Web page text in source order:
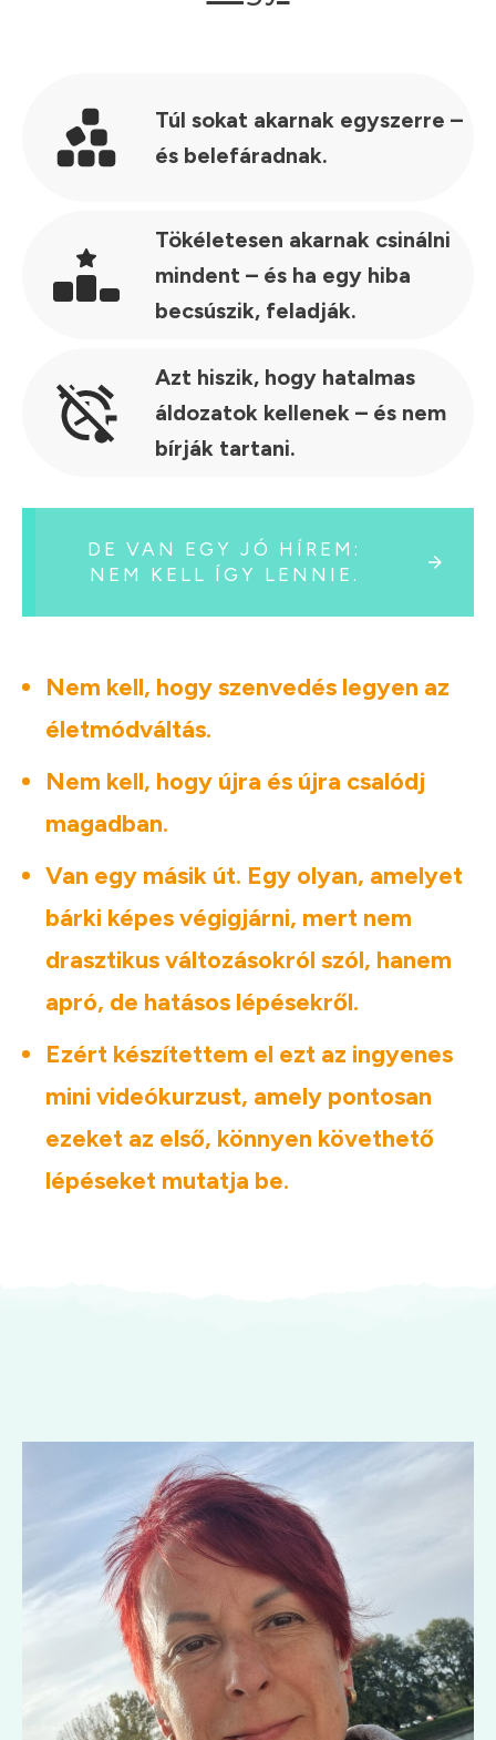
Túl sokat akarnak egyszerre –
és belefáradnak.
Tökéletesen akarnak csinálni
mindent – és ha egy hiba
becsúszik, feladják.
Azt hiszik, hogy hatalmas
áldozatok kellenek – és nem
bírják tartani.
DE VAN EGY JÓ HÍREM:
NEM KELL ÍGY LENNIE.
Nem kell, hogy szenvedés legyen az
életmódváltás.
Nem kell, hogy újra és újra csalódj
magadban.
Van egy másik út. Egy olyan, amelyet
bárki képes végigjárni, mert nem
drasztikus változásokról szól, hanem
apró, de hatásos lépésekről.
Ezért készítettem el ezt az ingyenes
mini videókurzust, amely pontosan
ezeket az első, könnyen követhető
lépéseket mutatja be.